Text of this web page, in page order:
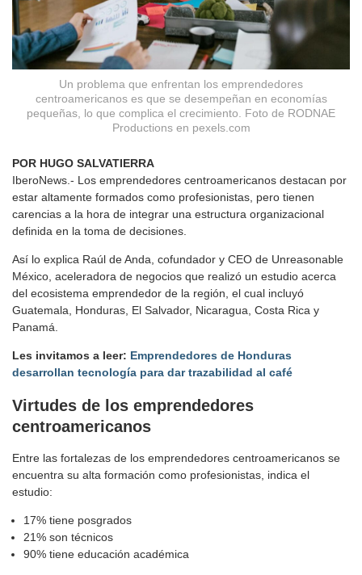
Un problema que enfrentan los emprendedores
centroamericanos es que se desempeñan en economías
pequeñas, lo que complica el crecimiento. Foto de RODNAE
Productions en pexels.com
POR HUGO SALVATIERRA
IberoNews.- Los emprendedores centroamericanos destacan por
estar altamente formados como profesionistas, pero tienen
carencias a la hora de integrar una estructura organizacional
definida en la toma de decisiones.
Así lo explica Raúl de Anda, cofundador y CEO de Unreasonable
México, aceleradora de negocios que realizó un estudio acerca
del ecosistema emprendedor de la región, el cual incluyó
Guatemala, Honduras, El Salvador, Nicaragua, Costa Rica y
Panamá.
Les invitamos a leer: Emprendedores de Honduras
desarrollan tecnología para dar trazabilidad al café
Virtudes de los emprendedores
centroamericanos
Entre las fortalezas de los emprendedores centroamericanos se
encuentra su alta formación como profesionistas, indica el
estudio:
17% tiene posgrados
21% son técnicos
90% tiene educación académica